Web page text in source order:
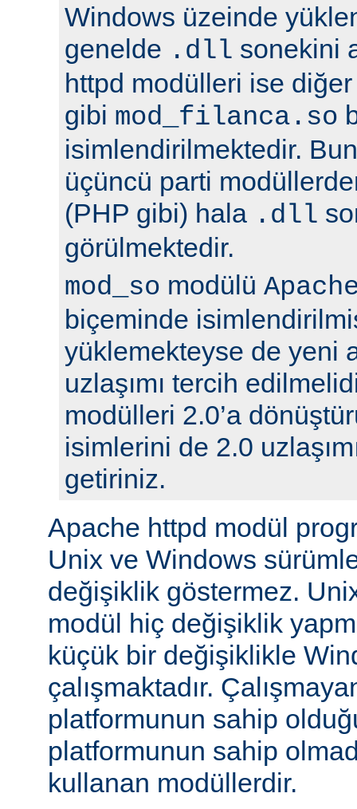
Windows üzeinde
genelde .dll sonekini
httpd modülleri ise
gibi mod_filanca.so
isimlendirilmektedir.
üçüncü parti
(PHP gibi) hala .dll
görülmektedir.
mod_so modülü
biçeminde
yüklemekteyse de yeni
uzlaşımı tercih
modülleri 2.0’a
isimlerini de 2.0
getiriniz.
Apache httpd modül
Unix ve Windows
değişiklik göstermez.
modül hiç değişiklik
küçük bir değişiklikle
çalışmaktadır.
platformunun sahip
platformunun sahip
kullanan modüllerdir.